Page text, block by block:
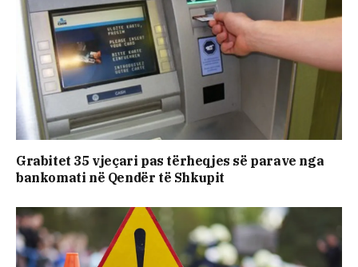
Grabitet 35 vjeçari pas tërheqjes së parave nga
bankomati në Qendër të Shkupit